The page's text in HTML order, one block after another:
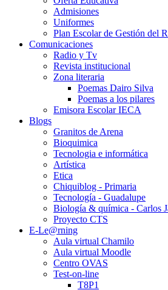
Admisiones
Uniformes
Plan Escolar de Gestión del
Comunicaciones
Radio y Tv
Revista institucional
Zona literaria
Poemas Dairo Silva
Poemas a los pilares
Emisora Escolar IECA
Blogs
Granitos de Arena
Bioquimica
Tecnologia e informática
Artística
Etica
Chiquiblog - Primaria
Tecnología - Guadalupe
Biología & química - Carlos
Proyecto CTS
E-Le@rning
Aula virtual Chamilo
Aula virtual Moodle
Centro OVAS
Test-on-line
T8P1